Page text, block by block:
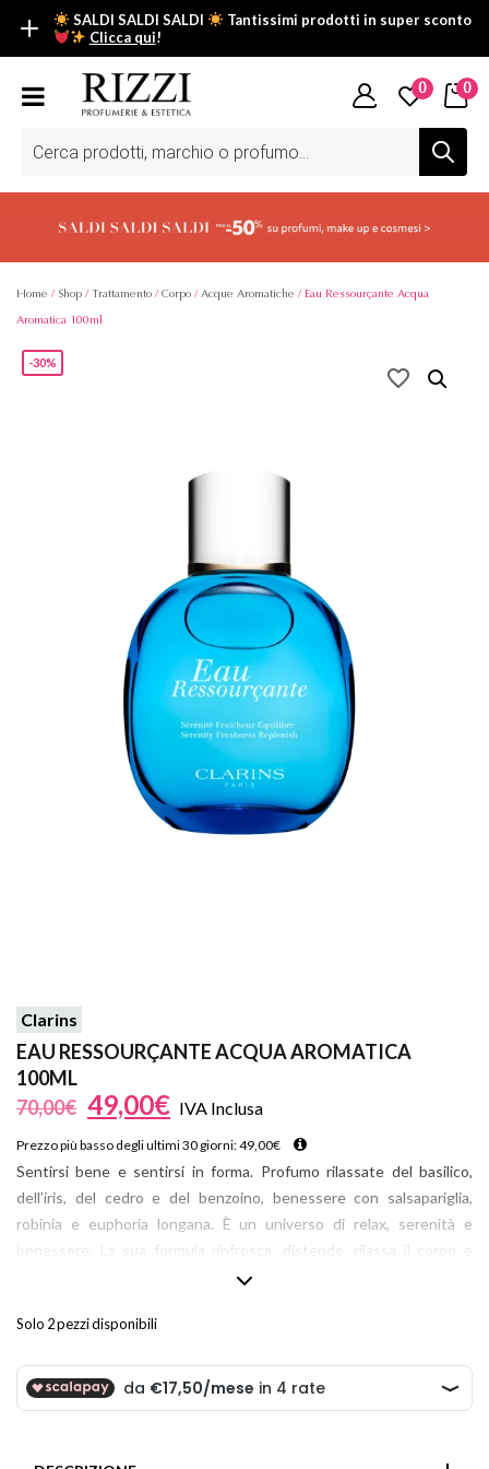
SALDI SALDI SALDI
Tantissimi prodotti in super sconto
Clicca qui!
SALDI SALDI SALDI
Fino al -50% su tantissimi prodotti beauty nella sezione saldi: il
Scopri tutti i prodotti in super saldo!Clicca qui
prodotti
0 0
Home / Shop / Trattamento / Corpo / Acque Aromatiche / Eau Ressourçante Acqua
Aromatica 100ml
-30%
Clarins
EAU RESSOURÇANTE ACQUA AROMATICA
100ML
70,00€ 49,00€ IVA Inclusa
Prezzo più basso degli ultimi 30 giorni:49,00€
Sentirsi bene e sentirsi in forma. Profumo rilassate del basilico,
dell’iris, del cedro e del benzoino, benessere con salsapariglia,
robinia e euphoria longana. È un universo di relax, serenità e
benessere. La sua formula rinfresca, distende, rilassa il corpo e
rasserena lo spirito, lasciando la pelle delicatamente profumata,
fotosensibilizzante, Eau Ressourçante può essere utilizzata anche
con frizioni o vaporizzandola su tutto il corpo.
Solo 2 pezzi disponibili